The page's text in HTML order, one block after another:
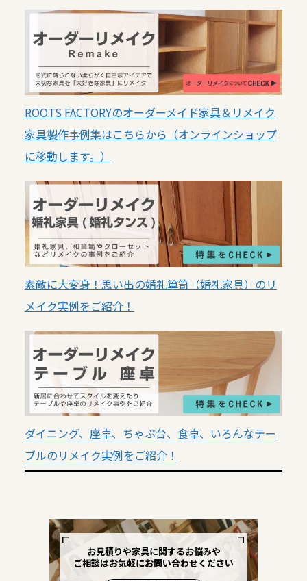
ROOTS FACTORYのオーダーメイド家具＆リメイク
家具製作事例集はこちらから（オンラインショップ
に移動します。）
素敵に大変身！思い出の婚礼箪笥（婚礼家具）のリ
メイク実例をご紹介！
ダイニング、座卓、ちゃぶ台、食卓、いろんなテー
ブルのリメイク実例をご紹介！
お見積りや家具に関するお悩みや
ご相談はお気軽にお問い合わせください